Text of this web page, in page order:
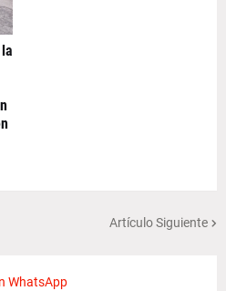
Artículo Siguiente
WhatsApp